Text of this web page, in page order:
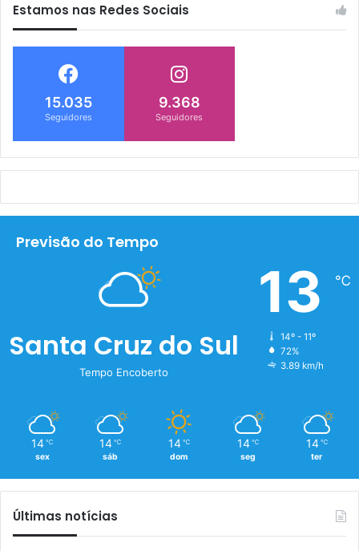
Estamos nas Redes Sociais
15.035
Seguidores
9.368
Seguidores
Previsão do Tempo
Santa Cruz do Sul
Tempo Encoberto
13 ℃
14º - 11º
72%
3.89 km/h
14 ℃
sex
14 ℃
sáb
14 ℃
dom
14 ℃
seg
14 ℃
ter
Últimas notícias